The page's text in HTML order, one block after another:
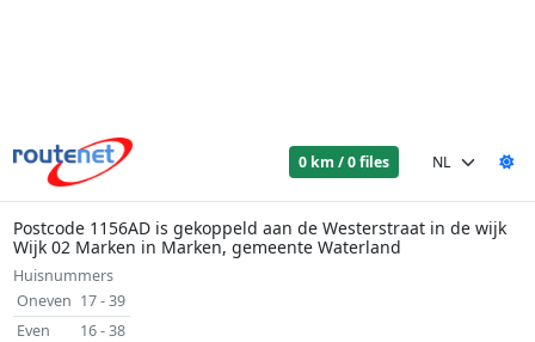
0 km / 0 files
Postcode 1156AD is gekoppeld aan de Westerstraat in de wijk
Wijk 02 Marken in Marken, gemeente Waterland
Huisnummers
Oneven 17 - 39
Even
16 - 38